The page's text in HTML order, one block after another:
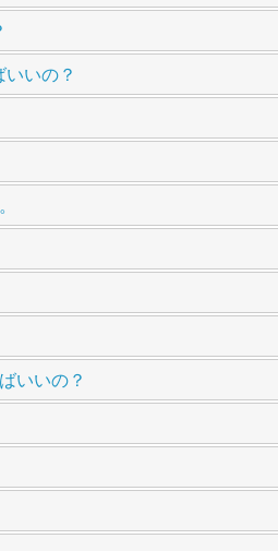
いの？
いいの？